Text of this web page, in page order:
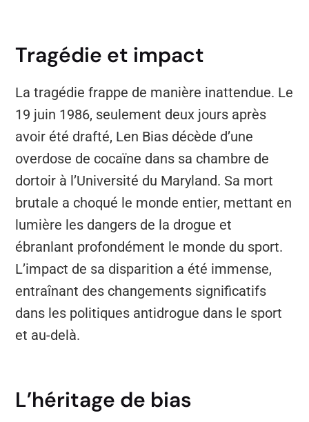
Tragédie et impact
La tragédie frappe de manière inattendue. Le
19 juin 1986, seulement deux jours après
avoir été drafté, Len Bias décède d’une
overdose de cocaïne dans sa chambre de
dortoir à l’Université du Maryland. Sa mort
brutale a choqué le monde entier, mettant en
lumière les dangers de la drogue et
ébranlant profondément le monde du sport.
L’impact de sa disparition a été immense,
entraînant des changements significatifs
dans les politiques antidrogue dans le sport
et au-delà.
L’héritage de bias